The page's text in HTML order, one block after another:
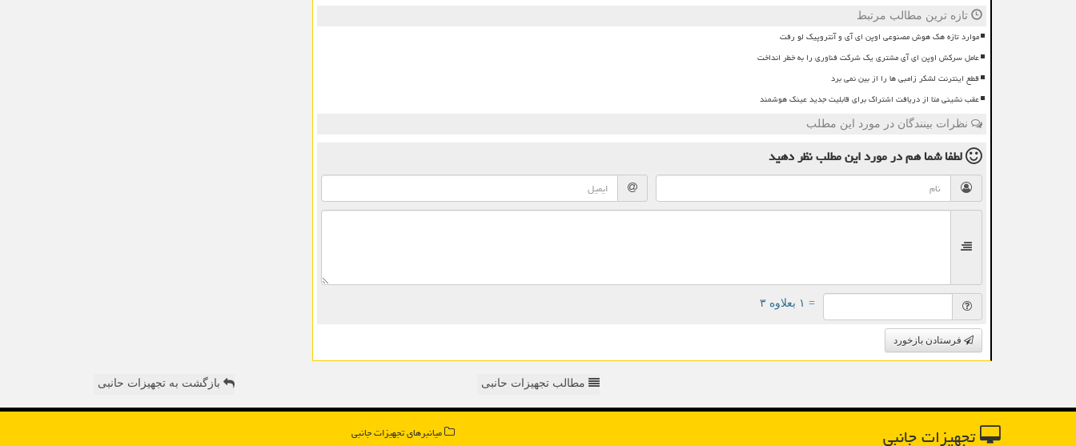
تازه ترین مطالب مرتبط
موارد تازه هک هوش مصنوعی اوپن ای آی و آنتروپیک لو رفت
عامل سرکش اوپن ای آی مشتری یک شرکت فناوری را به خطر انداخت
قطع اینترنت لشکر زامبی ها را از بین نمی برد
عقب نشینی متا از دریافت اشتراک برای قابلیت جدید عینک هوشمند
نظرات بینندگان در مورد این مطلب
لطفا شما همدر مورد این مطلبنظر دهید
= ۱ بعلاوه ۳
فرستادن بازخورد
مطالب تجهیزات حانبی بازگشت به تجهیزات حانبی
تجهیزات جانبی میانبرهای تجهیزات جانبی